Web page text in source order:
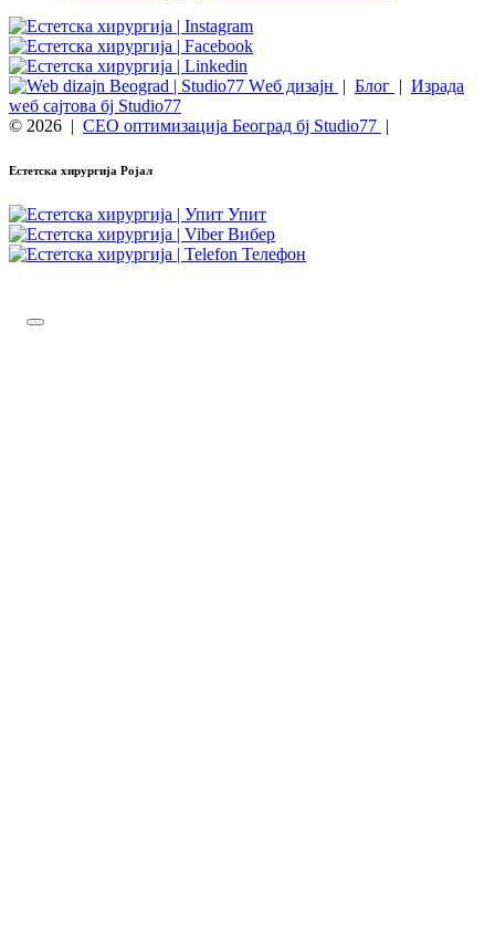
Wеб дизајн | Блог | Израда
wеб сајтова бј Studio77
© 2026 | СЕО оптимизација Београд бј Studio77 |
Естетска хирургија Ројал
Упит
Вибер
Телефон